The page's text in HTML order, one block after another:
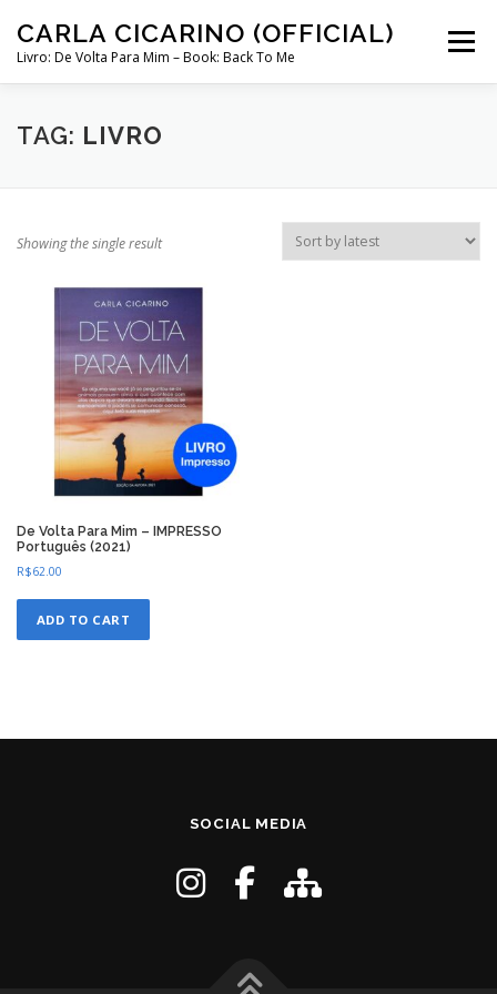
content
CARLA CICARINO (OFFICIAL)
Livro: De Volta Para Mim – Book: Back To Me
Menu
COMPRAR LIVRO “DE VOLTA PARA MIM”
CURSO COMUNICAÇÃO INTUITIVA ABRIL 2024
TAG: LIVRO
Showing the single result
De Volta Para Mim – IMPRESSO
Português (2021)
R$62.00
ADD TO CART
SOCIAL MEDIA